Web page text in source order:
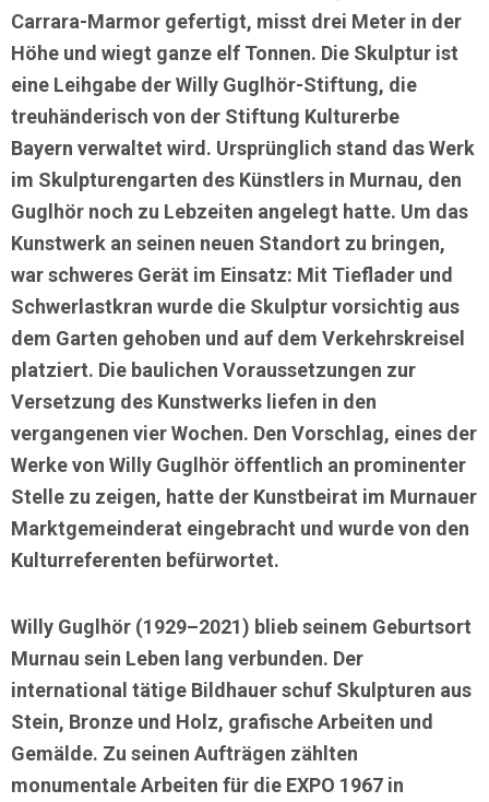
Carrara-Marmor gefertigt, misst drei Meter in der
Höhe und wiegt ganze elf Tonnen. Die Skulptur ist
eine Leihgabe derWilly Guglhör-Stiftung, die
treuhänderisch von der Stiftung Kulturerbe
Bayern verwaltet wird. Ursprünglich stand das Werk
im Skulpturengarten des Künstlers in Murnau, den
Guglhör noch zu Lebzeiten angelegt hatte. Um das
Kunstwerk an seinen neuen Standort zu bringen,
war schweres Gerät im Einsatz: Mit Tieflader und
Schwerlastkran wurde die Skulptur vorsichtig aus
dem Garten gehoben und auf dem Verkehrskreisel
platziert. Die baulichen Voraussetzungen zur
Versetzung des Kunstwerks liefen in den
vergangenen vier Wochen. Den Vorschlag, eines der
Werke von Willy Guglhör öffentlich an prominenter
Stelle zu zeigen, hatte der Kunstbeirat im Murnauer
Marktgemeinderat eingebracht und wurde von den
Kulturreferenten befürwortet.
Willy Guglhör (1929–2021) blieb seinem Geburtsort
Murnau sein Leben lang verbunden. Der
international tätige Bildhauer schuf Skulpturen aus
Stein, Bronze und Holz, grafische Arbeiten und
Gemälde. Zu seinen Aufträgen zählten
monumentale Arbeiten für die EXPO 1967 in